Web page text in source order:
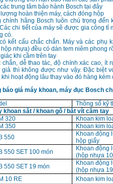
trung tâm bảo hành Bosch tại đây
hoàn thiện máy, cách đóng hộp
chính hãng Bosch luôn chú trọng
chi tiết của máy sẽ được gia công
có.
kết cấu chắc chắn. Máy và các
hộp nhựa) đều có dán tem niêm phong
khi cầm trên tay
chắn, dễ thao tác, độ chính xác cao, ít
giả thì không được như vậy. Đặc biệt
khi hoạt động lâu thay vào đó hàng
báo giá máy khoan, máy đục Bosch
Thông số kỹ
khoan sắt / khoan gỗ / bắt vít cầm tay
320
Khoan kim
350
Khoan kim
550
Khoan động
hộp giấy
550 SET 100 món
Khoan động
(hộp nhựa
550 SET 19 món
Khoan động
(hộp nhựa
10 RE
Khoan kim